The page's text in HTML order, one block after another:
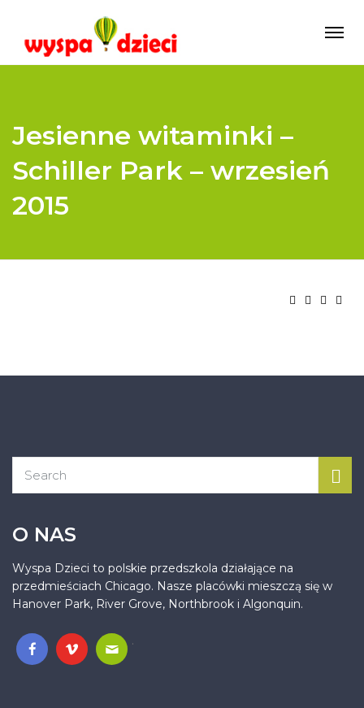
Jesienne witaminki –
Schiller Park – wrzesień
2015
O NAS
Wyspa Dzieci to polskie przedszkola działające na
przedmieściach Chicago. Nasze placówki mieszczą się w
Hanover Park, River Grove, Northbrook i Algonquin.
.